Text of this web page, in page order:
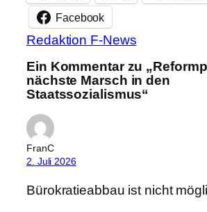
Facebook
Redaktion F-News
Ein Kommentar zu
nächste Marsch in den
Staatssozialismus“
FranC
2. Juli 2026
Bürokratieabbau ist nicht